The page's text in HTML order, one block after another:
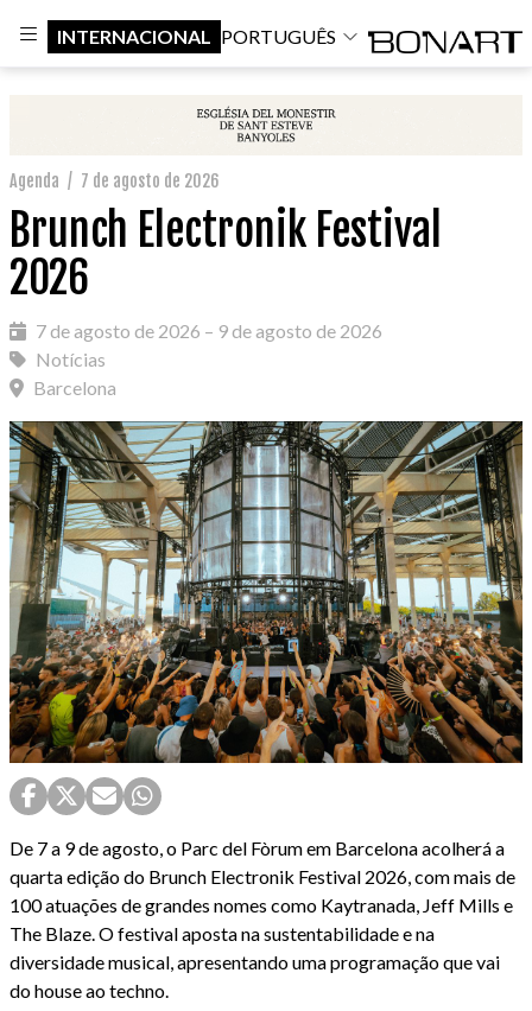
INTERNACIONAL PORTUGUÊS
Agenda / 7 de agosto de 2026
Brunch Electronik Festival
2026
7 de agosto de 2026 – 9 de agosto de 2026
Notícias
Barcelona
De 7 a 9 de agosto, o Parc del Fòrum em Barcelona acolherá a
quarta edição do Brunch Electronik Festival 2026, com mais de
100 atuações de grandes nomes como Kaytranada, Jeff Mills e
The Blaze. O festival aposta na sustentabilidade e na
diversidade musical, apresentando uma programação que vai
do house ao techno.